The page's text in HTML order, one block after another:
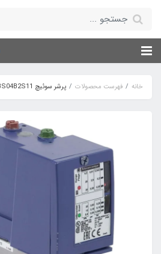
خانه فهرست محصولات پرشر سوئیچ XMLBS04B2S11 اشنایدر الکتریک